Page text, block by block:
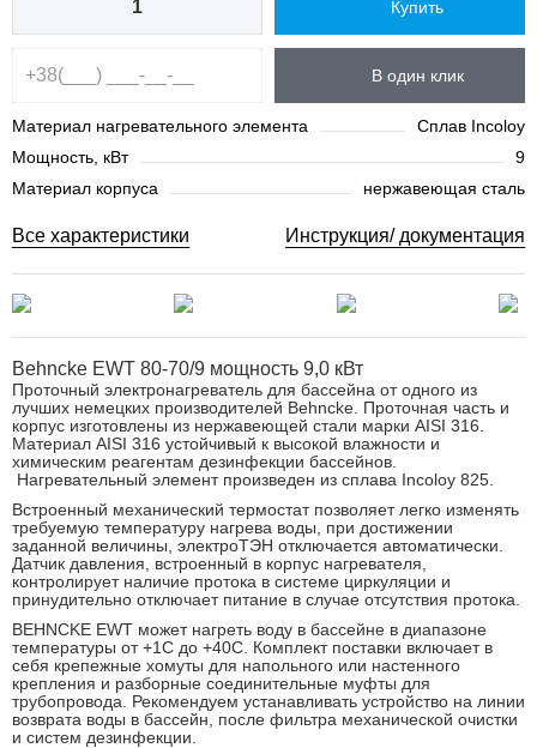
Купить
В один клик
Материал нагревательного элемента
Сплав Incoloy
Мощность, кВт
9
Материал корпуса
нержавеющая сталь
Все характеристики Инструкция/ документация
Behncke EWT 80-70/9 мощность 9,0 кВт
Проточный электронагреватель для бассейна от одного из
лучших немецких производителей Behncke. Проточная часть и
корпус изготовлены из нержавеющей стали марки AISI 316.
Материал AISI 316 устойчивый к высокой влажности и
химическим реагентам дезинфекции бассейнов.
Нагревательный элемент произведен из сплава Incoloy 825.
Встроенный механический термостат позволяет легко изменять
требуемую температуру нагрева воды, при достижении
заданной величины, электроТЭН отключается автоматически.
Датчик давления, встроенный в корпус нагревателя,
контролирует наличие протока в системе циркуляции и
принудительно отключает питание в случае отсутствия протока.
BEHNCKE EWT может нагреть воду в бассейне в диапазоне
температуры от +1С до +40С. Комплект поставки включает в
себя крепежные хомуты для напольного или настенного
крепления и разборные соединительные муфты для
трубопровода. Рекомендуем устанавливать устройство на линии
возврата воды в бассейн, после фильтра механической очистки
и систем дезинфекции.